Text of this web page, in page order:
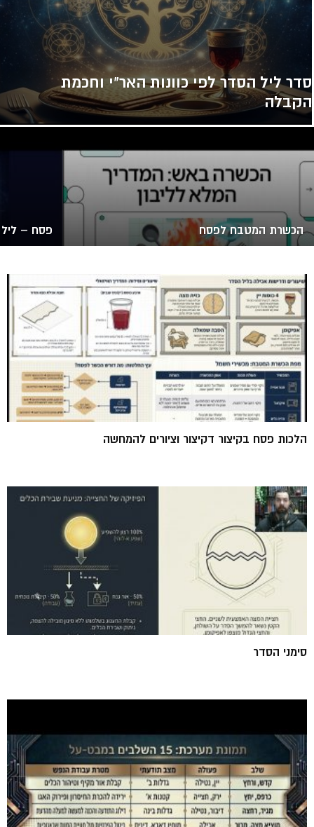
סדר ליל הסדר לפי כוונות האר"י וחכמת
הקבלה
הכשרת המטבח לפסח פסח –
הלכות פסח בקיצור דקיצור וציורים להמחשה
סימני הסדר